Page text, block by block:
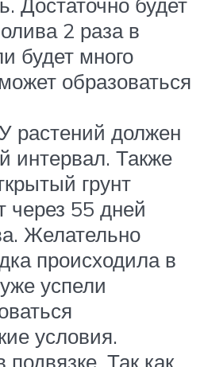
2 раза в
будет много
образоваться
растений должен
интервал. Также
грунт
через 55 дней
Желательно
происходила в
успели
условия.
Так как